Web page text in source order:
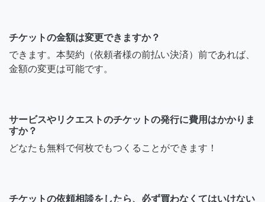
チケットの金額は変更できますか？
できます。本契約（依頼者様の前払い決済）前であれば、
金額の変更は可能です。
サービスやリクエストのチケットの発行に費用はかかりま
すか？
どなたも無料で何枚でもつくることができます！
チケットの依頼相談をしたら、必ず買わなくてはいけない